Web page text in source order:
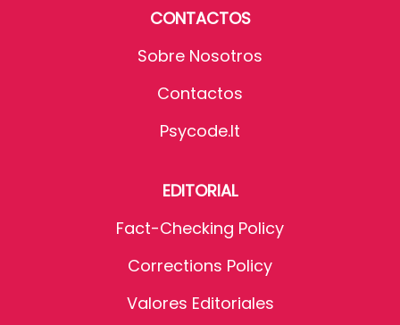
CONTACTOS
Sobre Nosotros
Contactos
Psycode.it
EDITORIAL
Fact-Checking Policy
Corrections Policy
Valores Editoriales